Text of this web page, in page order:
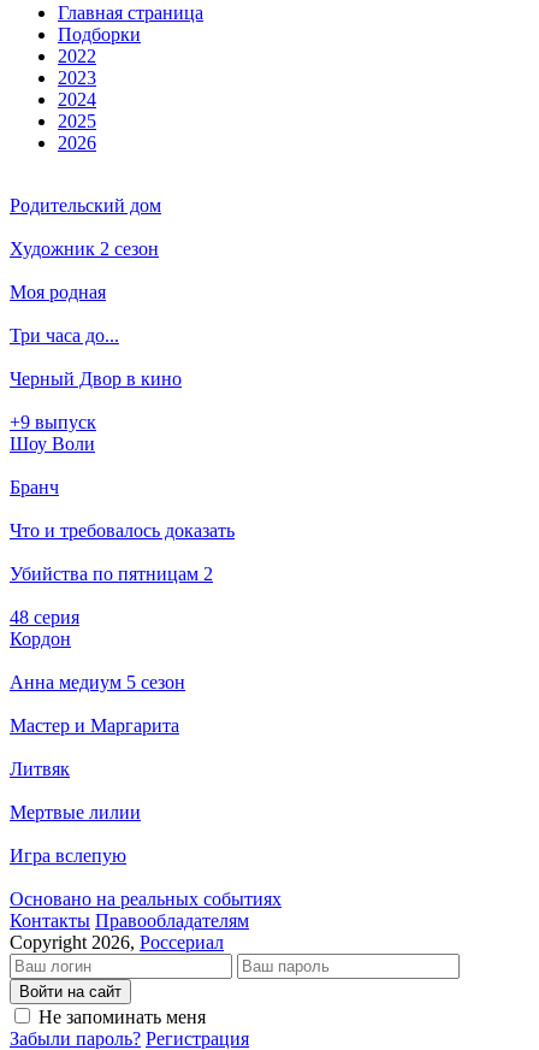
Глав­ная стра­ни­ца
Подборки
2022
2023
2024
2025
2026
Родительский дом
Художник 2 сезон
Моя родная
Три часа до...
Черный Двор в кино
+9 выпуск
Шоу Воли
Бранч
Что и требовалось доказать
Убийства по пятницам 2
48 серия
Кордон
Анна медиум 5 сезон
Мастер и Маргарита
Литвяк
Мертвые лилии
Игра вслепую
Основано на реальных событиях
Кон­так­ты Пра­во­об­ла­да­те­лям
Copyright 2026, Россериал
Войти на сайт
Не запоминать меня
Забыли пароль? Регистрация